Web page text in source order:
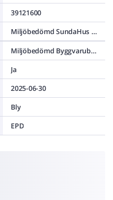
39121600
Miljöbedömd SundaHus C-
Miljöbedömd Byggvarubedömning Accepteras
Ja
2025-06-30
Bly
EPD